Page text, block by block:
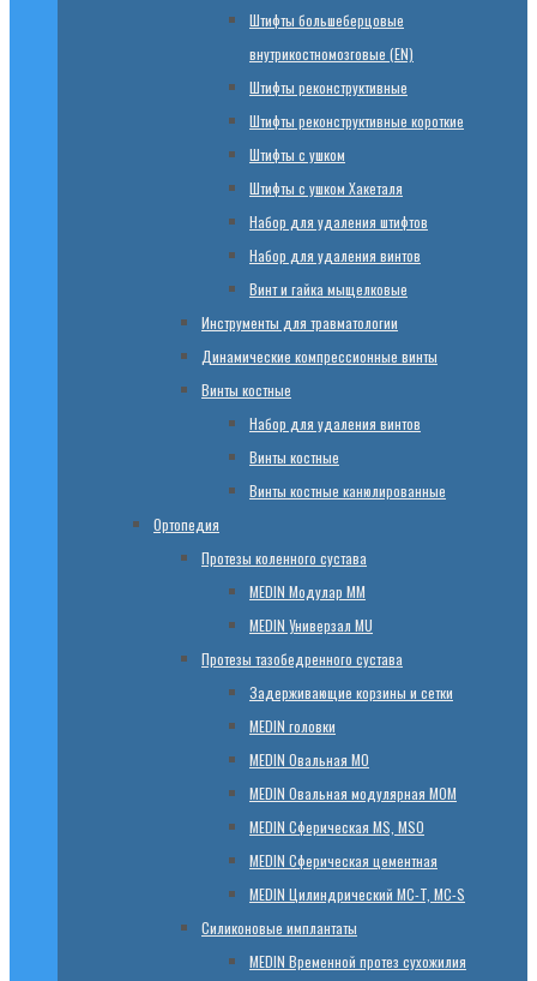
Штифты большеберцовые
внутрикостномозговые (EN)
Штифты реконструктивные
Штифты реконструктивные короткие
Штифты с ушком
Штифты с ушком Хакеталя
Набор для удаления штифтов
Набор для удаления винтов
Винт и гайка мыщелковые
Инструменты для травматологии
Динамические компрессионные винты
Винты костные
Набор для удаления винтов
Винты костные
Винты костные канюлированные
Ортопедия
Протезы коленного сустава
МЕDIN Модулар ММ
МЕDIN Универзал MU
Протезы тазобедренного сустава
Задерживающие корзины и сетки
МЕDIN головки
МЕDIN Овальная MО
МЕDIN Овальная модулярная MOM
МЕDIN Сферическая MS, MSO
МЕDIN Сферическая цементная
МЕDIN Цилиндрический MC-T, MC-S
Силиконовые имплантаты
МЕDIN Временной протез сухожилия